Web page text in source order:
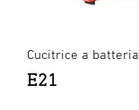
Cucitrice a batteria
E21